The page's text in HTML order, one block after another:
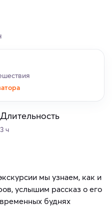
Длительность
3 ч
мы узнаем, как и
услышим рассказ о его
буднях